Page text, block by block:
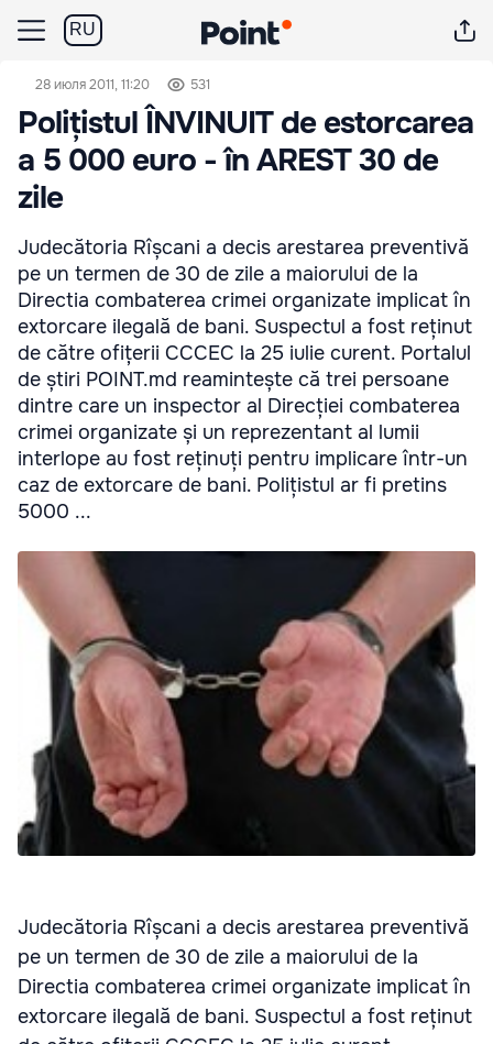
RU
28 июля 2011, 11:20 531
Polițistul ÎNVINUIT de estorcarea
a 5 000 euro - în AREST 30 de
zile
Judecătoria Rîșcani a decis arestarea preventivă
pe un termen de 30 de zile a maiorului de la
Directia combaterea crimei organizate implicat în
extorcare ilegală de bani. Suspectul a fost reținut
de către ofițerii CCCEC la 25 iulie curent. Portalul
de știri POINT.md reamintește că trei persoane
dintre care un inspector al Direcției combaterea
crimei organizate și un reprezentant al lumii
interlope au fost reținuți pentru implicare într-un
caz de extorcare de bani. Polițistul ar fi pretins
5000 ...
Judecătoria Rîșcani a decis arestarea preventivă
pe un termen de 30 de zile a maiorului de la
Directia combaterea crimei organizate implicat în
extorcare ilegală de bani. Suspectul a fost reținut